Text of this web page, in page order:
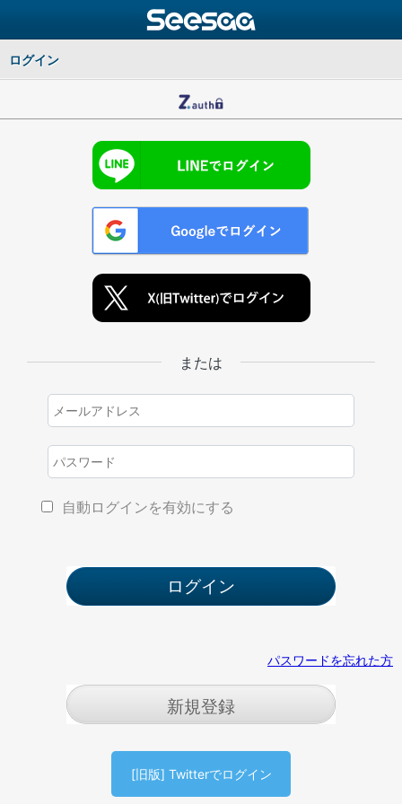
ログイン
または
自動ログインを有効にする
パスワードを忘れた方
新規登録
[旧版] Twitterでログイン